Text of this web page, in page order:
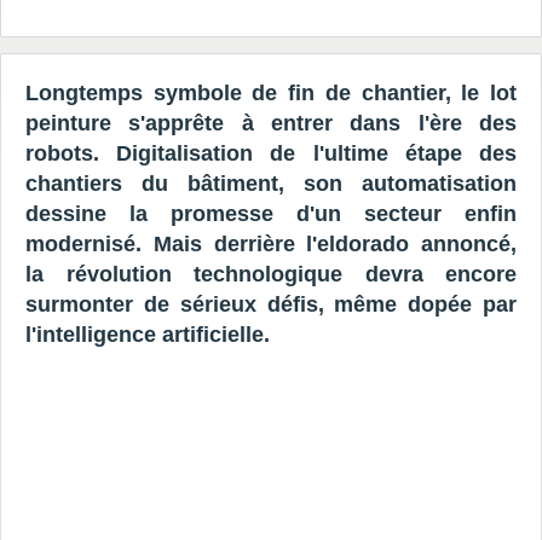
Longtemps symbole de fin de chantier, le lot
peinture s'apprête à entrer dans l'ère des
robots. Digitalisation de l'ultime étape des
chantiers du bâtiment, son automatisation
dessine la promesse d'un secteur enfin
modernisé. Mais derrière l'eldorado annoncé,
la révolution technologique devra encore
surmonter de sérieux défis, même dopée par
l'intelligence artificielle.